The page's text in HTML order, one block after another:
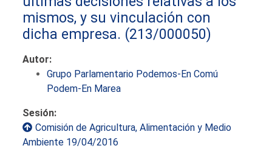
mismos, y su vinculación con
dicha empresa. (213/000050)
Autor:
Grupo Parlamentario Podemos-En Comú
Podem-En Marea
Sesión:
Comisión de Agricultura, Alimentación y Medio
Ambiente 19/04/2016